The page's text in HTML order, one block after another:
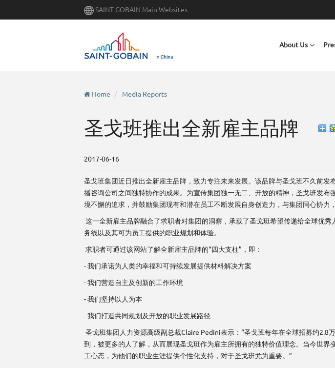
SAINT-GOBAIN Main Websites
About Us
Home Media Reports
圣戈班推出全新雇主品牌
2017-06-16
圣戈班集团近日推出全新雇主品牌，致力专注未来发展。该品牌与圣戈班不久前
播咨询公司之间独特协作的成果。为宣传集团独一无二、开放的精神，圣戈班发
境不懈的追求，并鼓励集团现有和潜在员工不断发展自身创造力，与集团同心协力
这一全新雇主品牌融合了求职者对集团的洞察，承载了圣戈班希望传递给全球优
务线以及其可为员工提供的职业规划和体验。
求职者可通过该网站了解全新雇主品牌的“四大支柱”，即：
- 我们承诺为人类的幸福和可持续发展提供材料解决方案
- 我们营造自主及创新的工作环境
- 我们坚持以人为本
- 我们打造共同规划及开放的职业发展路径
圣戈班集团人力资源高级副总裁Claire Pedini表示：“圣戈班每年在全球招募约
到，被更多的人了解，从而展现圣戈班作为雇主所拥有的独特价值理念。当今世
工心态，为他们的职业生涯提供个性化支持，对于圣戈班尤为重要。”